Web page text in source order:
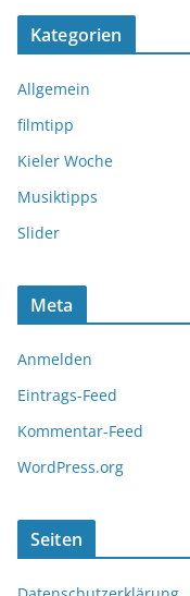
Kategorien
Allgemein
filmtipp
Kieler Woche
Musiktipps
Slider
Meta
Anmelden
Eintrags-Feed
Kommentar-Feed
WordPress.org
Seiten